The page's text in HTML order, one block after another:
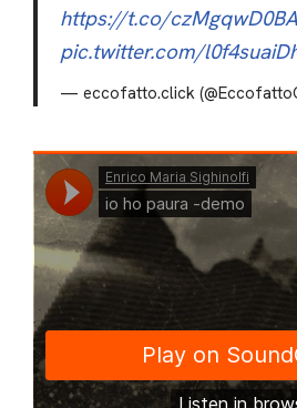
https://t.co/czMgqwD0BA
pic.twitter.com/
— eccofatto.click